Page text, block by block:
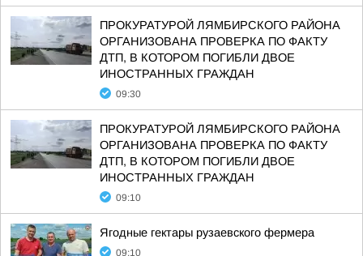
ПРОКУРАТУРОЙ ЛЯМБИРСКОГО РАЙОНА
ОРГАНИЗОВАНА ПРОВЕРКА ПО ФАКТУ
ДТП, В КОТОРОМ ПОГИБЛИ ДВОЕ
ИНОСТРАННЫХ ГРАЖДАН
09:30
ПРОКУРАТУРОЙ ЛЯМБИРСКОГО РАЙОНА
ОРГАНИЗОВАНА ПРОВЕРКА ПО ФАКТУ
ДТП, В КОТОРОМ ПОГИБЛИ ДВОЕ
ИНОСТРАННЫХ ГРАЖДАН
09:10
Ягодные гектары рузаевского фермера
09:10